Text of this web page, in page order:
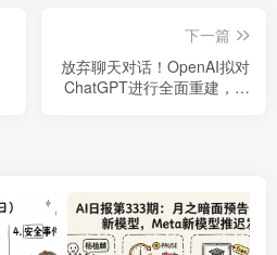
下一篇
放弃聊天对话！OpenAI拟对
ChatGPT进行全面重建，整